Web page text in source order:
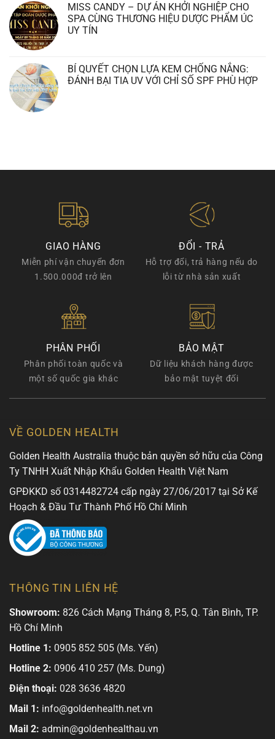
MISS CANDY – DỰ ÁN KHỞI NGHIỆP CHO
SPA CÙNG THƯƠNG HIỆU DƯỢC PHẨM ÚC
UY TÍN
BÍ QUYẾT CHỌN LỰA KEM CHỐNG NẮNG:
ĐÁNH BẠI TIA UV VỚI CHỈ SỐ SPF PHÙ HỢP
GIAO HÀNG
Miễn phí vận chuyển đơn
1.500.000đ trở lên
ĐỔI - TRẢ
Hỗ trợ đổi, trả hàng nếu do
lỗi từ nhà sản xuất
PHÂN PHỐI
Phân phối toàn quốc và
một số quốc gia khác
BẢO MẬT
Dữ liệu khách hàng được
bảo mật tuyệt đối
VỀ GOLDEN HEALTH
Golden Health Australia thuộc bản quyền sở hữu của Công
Ty TNHH Xuất Nhập Khẩu Golden Health Việt Nam
GPĐKKD số 0314482724 cấp ngày 27/06/2017 tại Sở Kế
Hoạch & Đầu Tư Thành Phố Hồ Chí Minh
THÔNG TIN LIÊN HỆ
Showroom: 826 Cách Mạng Tháng 8, P.5, Q. Tân Bình, TP.
Hồ Chí Minh
Hotline 1: 0905 852 505 (Ms. Yến)
Hotline 2: 0906 410 257 (Ms. Dung)
Điện thoại: 028 3636 4820
Mail 1: info@goldenhealth.net.vn
Mail 2: admin@goldenhealthau.vn